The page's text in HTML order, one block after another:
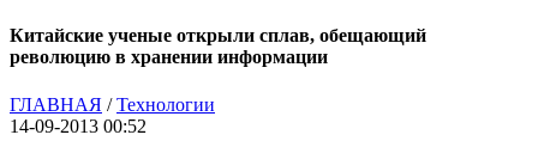
Китайские ученые открыли сплав, обещающий
революцию в хранении информации
ГЛАВНАЯ /Технологии
14-09-2013 00:52